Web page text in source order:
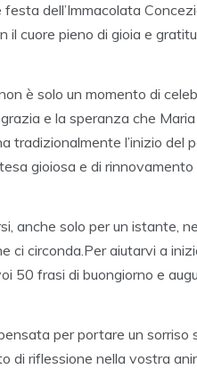
dell’Immacolata
il cuore pieno di gioia e
è solo un momento di
e la speranza che
tradizionalmente l’inizio del
gioiosa e di rinnovamento
anche solo per un istante,
ci circonda.Per aiutarvi a
50 frasi di buongiorno e
per portare un sorriso
di riflessione nella vostra